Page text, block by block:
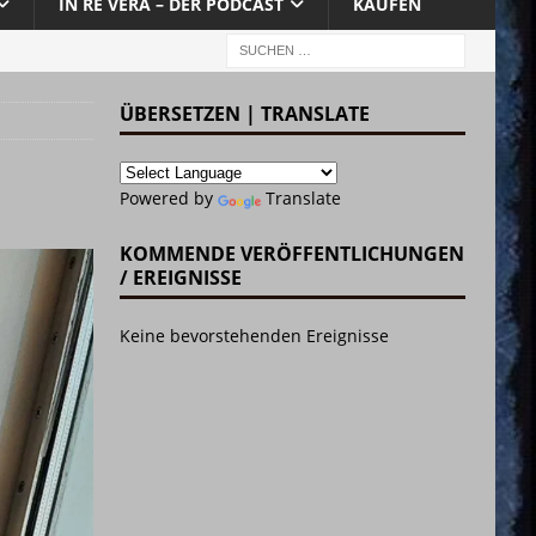
ÜBERSETZEN | TRANSLATE
Powered by Translate
KOMMENDE VERÖFFENTLICHUNGEN
/ EREIGNISSE
Keine bevorstehenden Ereignisse